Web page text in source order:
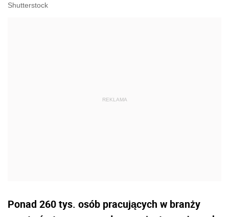
Shutterstock
Ponad 260 tys. osób pracujących w branży